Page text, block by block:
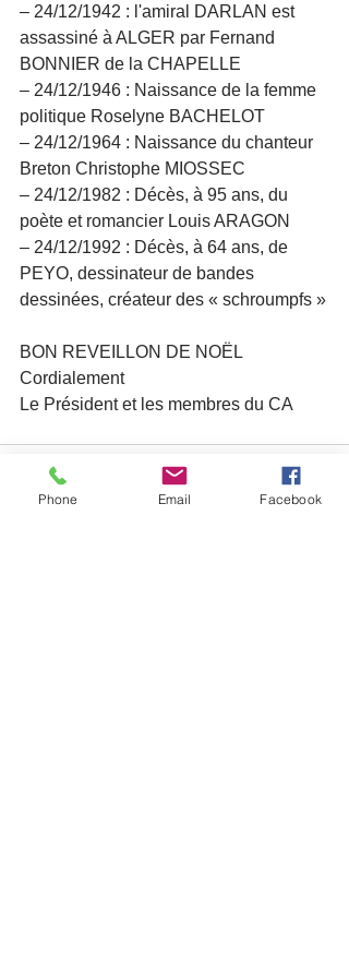
– 24/12/1942 : l'amiral DARLAN est
assassiné à ALGER par Fernand
BONNIER de la CHAPELLE
– 24/12/1946 : Naissance de la femme
politique Roselyne BACHELOT
– 24/12/1964 : Naissance du chanteur
Breton Christophe MIOSSEC
– 24/12/1982 : Décès, à 95 ans, du
poète et romancier Louis ARAGON
– 24/12/1992 : Décès, à 64 ans, de
PEYO, dessinateur de bandes
dessinées, créateur des « schroumpfs »
BON REVEILLON DE NOËL
Cordialement
Le Président et les membres du CA
Phone Email Facebook